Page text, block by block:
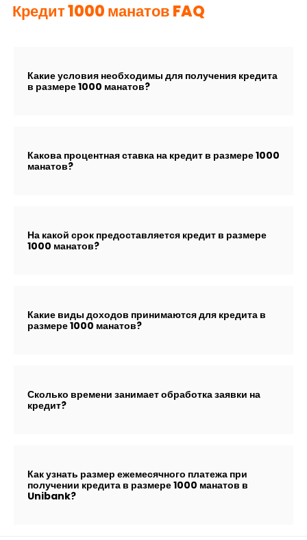
Кредит 1000 манатов FAQ
Какие условия необходимы для получения кредита
в размере 1000 манатов?
Какова процентная ставка на кредит в размере 1000
манатов?
На какой срок предоставляется кредит в размере
1000 манатов?
Какие виды доходов принимаются для кредита в
размере 1000 манатов?
Сколько времени занимает обработка заявки на
кредит?
Как узнать размер ежемесячного платежа при
получении кредита в размере 1000 манатов в
Unibank?